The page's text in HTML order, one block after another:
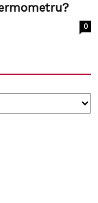
0